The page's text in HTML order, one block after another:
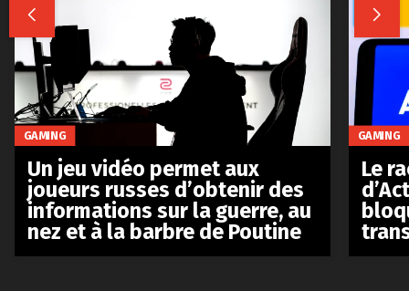
 
GAMING
Un jeu vidéo permet aux
joueurs russes d’obtenir des
informations sur la guerre, au
nez et à la barbre de Poutine
GAMING
Le